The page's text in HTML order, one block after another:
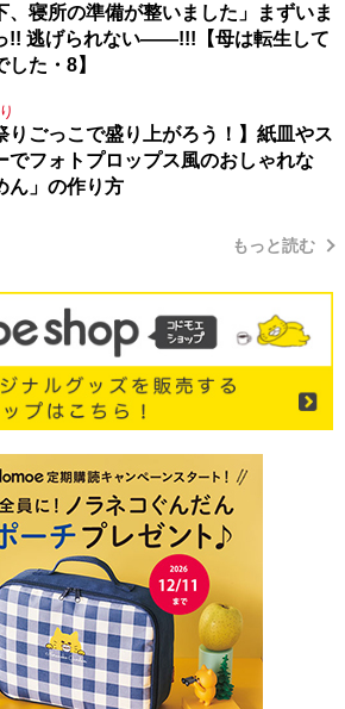
、寝所の準備が整いました」まずいま
!! 逃げられない――!!!【母は転生して
した・8】
りごっこで盛り上がろう！】紙皿やス
でフォトプロップス風のおしゃれな
ん」の作り方
もっと読む